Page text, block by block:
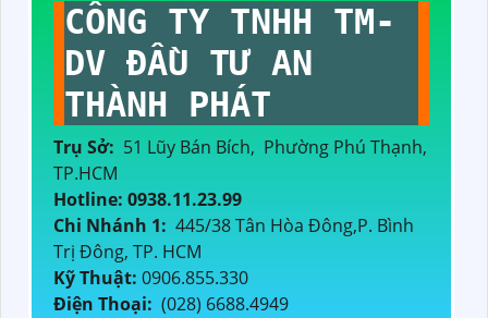
CÔNG TY TNHH TM-
DV ĐẦU TƯ AN
THÀNH PHÁT
Trụ Sở: 51 Lũy Bán Bích, Phường Phú Thạnh,
TP.HCM
Hotline: 0938.11.23.99
Chi Nhánh 1: 445/38 Tân Hòa Đông,P. Bình
Trị Đông, TP. HCM
Kỹ Thuật: 0906.855.330
Điện Thoại: (028) 6688.4949